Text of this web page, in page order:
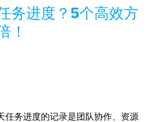
务进度？5个高效方
！
任务进度的记录是团队协作、资源